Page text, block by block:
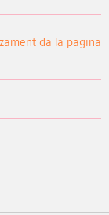
da la pagina